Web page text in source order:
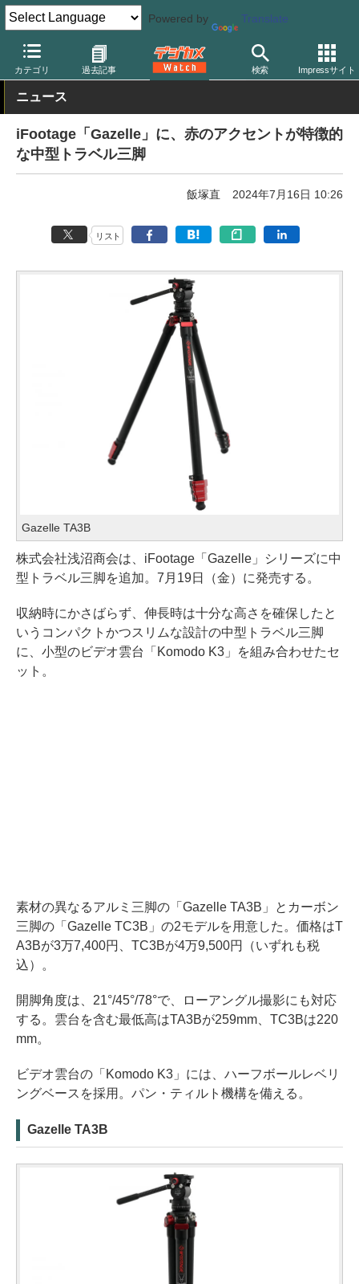
Powered by Translate
カテゴリ 過去記事 検索 Impressサイト
デジカメ Watch 撮影用品 三脚/一脚/雲台
ニュース
iFootage「Gazelle」に、赤のアクセントが特徴的
な中型トラベル三脚
飯塚直 2024年7月16日 10:26
リスト
Gazelle TA3B
株式会社浅沼商会は、iFootage「Gazelle」シリーズに中
型トラベル三脚を追加。7月19日（金）に発売する。
収納時にかさばらず、伸長時は十分な高さを確保したと
いうコンパクトかつスリムな設計の中型トラベル三脚
に、小型のビデオ雲台「Komodo K3」を組み合わせたセ
ット。
素材の異なるアルミ三脚の「Gazelle TA3B」とカーボン
三脚の「Gazelle TC3B」の2モデルを用意した。価格はT
A3Bが3万7,400円、TC3Bが4万9,500円（いずれも税
込）。
開脚角度は、21°/45°/78°で、ローアングル撮影にも対応
する。雲台を含む最低高はTA3Bが259mm、TC3Bは220
mm。
ビデオ雲台の「Komodo K3」には、ハーフボールレベリ
ングベースを採用。パン・ティルト機構を備える。
Gazelle TA3B